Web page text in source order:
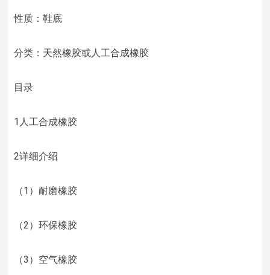
性质：鞋底
分类：天然橡胶或人工合成橡胶
目录
1人工合成橡胶
2详细介绍
（1）耐磨橡胶
（2）环保橡胶
（3）空气橡胶